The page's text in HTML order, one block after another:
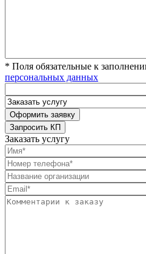
* Поля обязательные к
персональных данных
Заказать услугу